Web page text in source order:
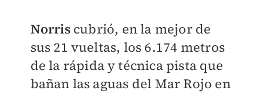
Norriscubrió, en la mejor de
sus 21 vueltas, los 6.174 metros
de la rápida y técnica pista que
bañan las aguas del Mar Rojo en